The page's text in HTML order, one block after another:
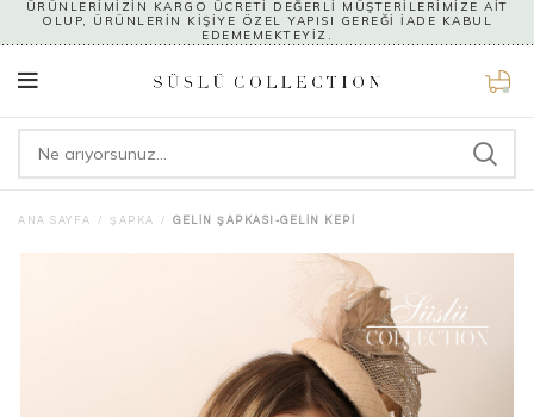
ÜRÜNLERİMİZİN KARGO ÜCRETİ DEĞERLİ MÜŞTERİLERİMİZE AİT
OLUP, ÜRÜNLERİN KİŞİYE ÖZEL YAPISI GEREĞİ İADE KABUL
EDEMEMEKTEYİZ.
0
ANA SAYFA ŞAPKA GELIN ŞAPKASI-GELIN KEPI